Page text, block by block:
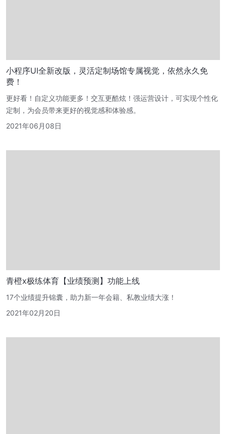
小程序UI全新改版，灵活定制场馆专属视觉，依然永久免
费！
更好看！自定义功能更多！交互更酷炫！强运营设计，可实现个性化
定制，为会员带来更好的视觉感和体验感。
2021年06月08日
青橙x极练体育【业绩预测】功能上线
17个业绩提升锦囊，助力新一年会籍、私教业绩大涨！
2021年02月20日